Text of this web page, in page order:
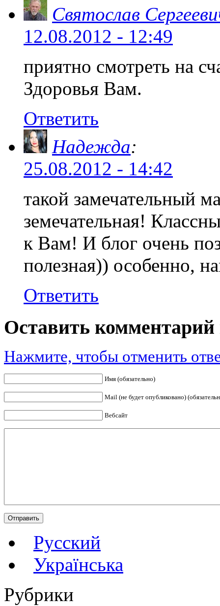
Святослав
12.08.2012 - 12:49
приятно смотреть на
Здоровья Вам.
Ответить
Надежда:
25.08.2012 - 14:42
такой замечательный
земечательная!
к Вам! И блог очень
полезная)) особенно,
Ответить
Оставить
Нажмите, чтобы отменить
Имя (обязательно)
Mail (не будет опубликовано)
Вебсайт
Русский
Українська
Рубрики